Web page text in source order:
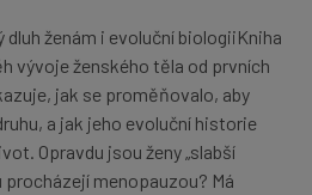
ženám i evoluční biologiiKniha
vývoje ženského těla od prvních
jak se proměňovalo, aby
a jak jeho evoluční historie
Opravdu jsou ženy „slabší
menopauzou? Má